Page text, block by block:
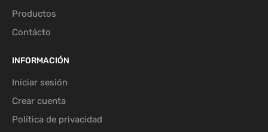
Productos
Contácto
INFORMACIÓN
Iniciar sesión
Crear cuenta
Política de privacidad